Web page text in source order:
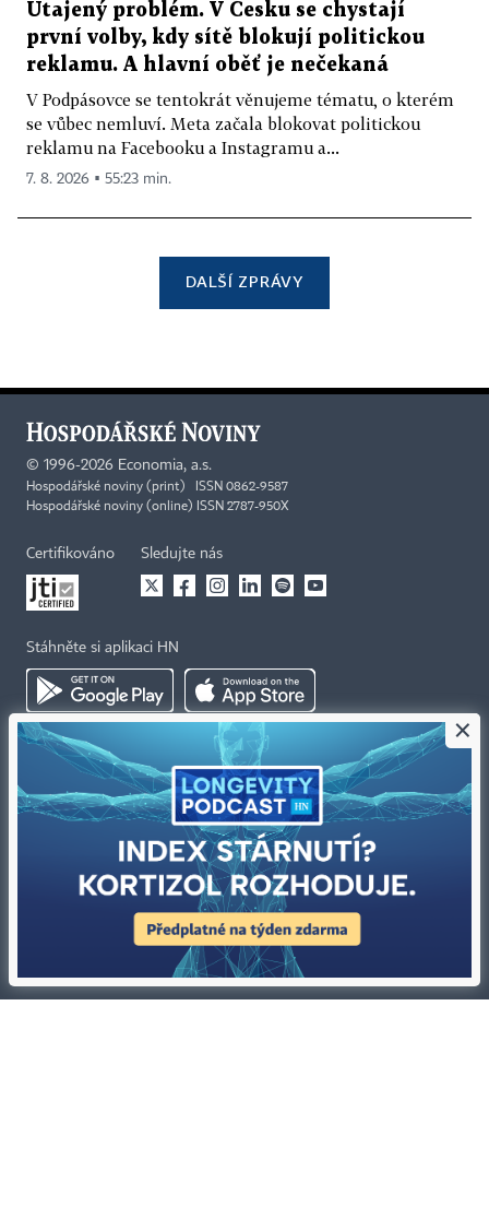
Utajený problém. V Česku se chystají
první volby, kdy sítě blokují politickou
reklamu. A hlavní oběť je nečekaná
V Podpásovce se tentokrát věnujeme tématu, o kterém
se vůbec nemluví. Meta začala blokovat politickou
reklamu na Facebooku a Instagramu a...
7. 8. 2026 ▪ 55:23 min.
DALŠÍ ZPRÁVY
© 1996-2026 Economia, a.s.
Hospodářské noviny (print) ISSN 0862-9587
Hospodářské noviny (online) ISSN 2787-950X
Certifikováno Sledujte nás
Stáhněte si aplikaci HN
Tiráž redakce HN
Kariéra v HN
Ochrana osobních údajů
Prohlášení o cookies
Nastavení soukromí
Všeobecné smluvní podmínky
Koupit / darovat předplatné
×